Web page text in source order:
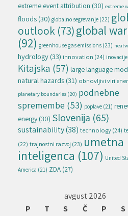
extreme event attribution (30) extreme
floods (30) globalno segrevanje (22)
outlook (73)global
(92) greenhouse gas emissions (23)
hydrology(33) innovation (24) inovacije
Kitajska (57) large language
natural hazards (31) obnovljivi viri
planetary boundaries (20) podnebne
spremembe (53) poplave (21)
energy (30) Slovenija (65)
sustainability(38) technology(24)
(22) trajnostni razvoj (23) umetna
inteligenca (107) United
America (21) ZDA (27)
avgust 2026
P
T S Č P S